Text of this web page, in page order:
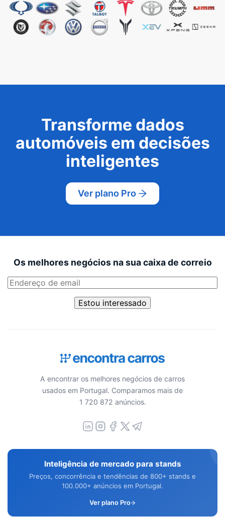
Transforme dados
automóveis em decisões
inteligentes
Ver plano Pro
Os melhores negócios na sua caixa de correio
Estou interessado
A encontrar os melhores negócios de carros
usados em Portugal. Comparamos mais de
1 720 872 anúncios.
Inteligência de mercado para stands
Preços, concorrência e tendências de 800+ stands e
100.000+ anúncios em Portugal.
Ver plano Pro